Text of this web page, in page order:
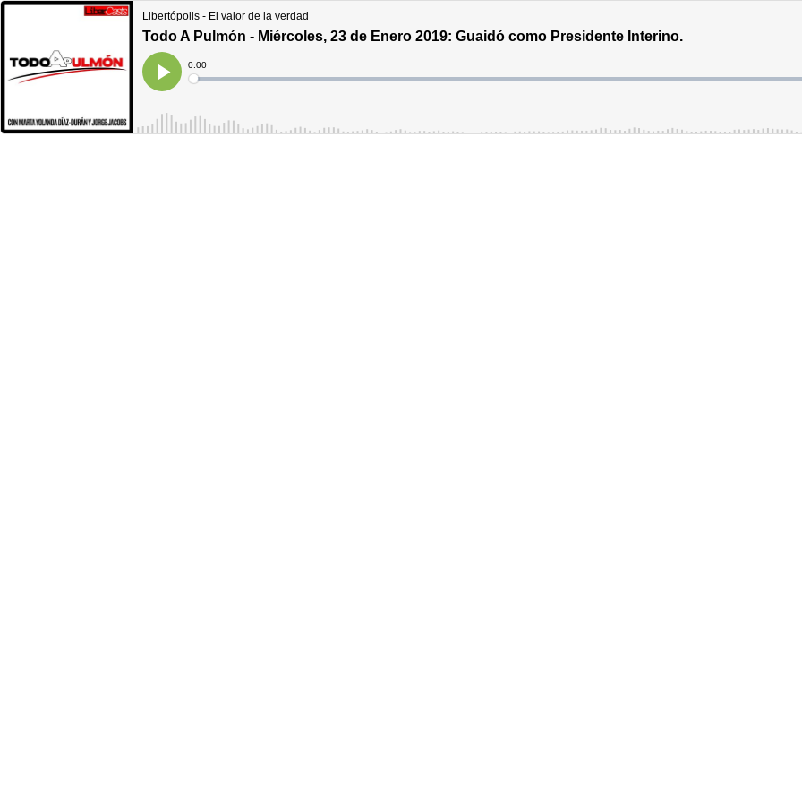
Libertópolis - El valor de la verdad
Todo A Pulmón - Miércoles, 23 de Enero 2019: Guaidó como Presidente Interino.
Play
Current
Time
0:00
Loaded: